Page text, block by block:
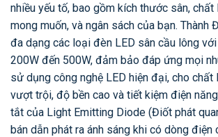
nhiều yếu tố, bao gồm kích thước sân,
mong muốn, và ngân sách của bạn. Thành
đa dạng các loại đèn LED sân cầu lông
200W đến 500W, đảm bảo đáp ứng mọi
sử dụng công nghệ LED hiện đại, cho chất
vượt trội, độ bền cao và tiết kiệm điện
tắt của Light Emitting Diode (Điốt phát
bán dẫn phát ra ánh sáng khi có dòng điện